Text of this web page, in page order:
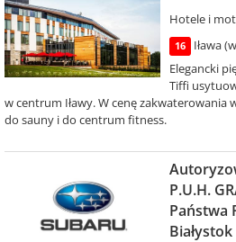
Hotele i
16
Iława
Elegancki
Tiffi
w centrum Iławy. W cenę zakwaterowania
do sauny i do centrum fitness.
P.U.H.
Państwa
Białystok